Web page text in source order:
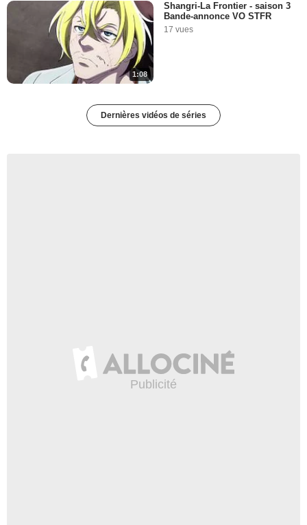
1:08
Shangri-La Frontier - saison 3
Bande-annonce VO STFR
17 vues
Dernières vidéos de séries